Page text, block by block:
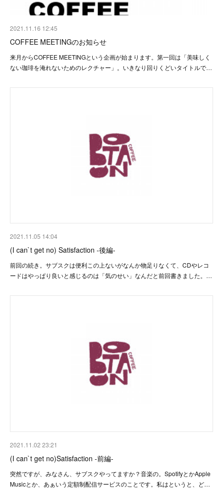
2021.11.16 12:45
COFFEE MEETINGのお知らせ
来月からCOFFEE MEETINGという企画が始まります。第一回は「美味しく
ない珈琲を淹れないためのレクチャー」。いきなり回りくどいタイトルで…
2021.11.05 14:04
(I can`t get no) Satisfaction -後編-
前回の続き。サブスクは便利この上ないがなんか物足りなくて、CDやレコ
ードはやっぱり良いと感じるのは「気のせい」なんだと前回書きました。…
2021.11.02 23:21
(I can`t get no)Satisfaction -前編-
突然ですが、みなさん、サブスクやってますか？音楽の。SpotifyとかApple
Musicとか、あぁいう定額制配信サービスのことです。私はというと、ど…